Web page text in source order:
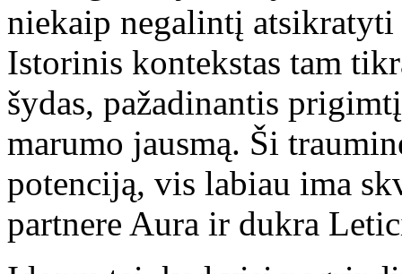
niekaip negalintį
Istorinis kontekstas tam
šydas, pažadinantis
marumo jausmą. Ši
potenciją, vis labiau ima
partnere Aura ir dukra